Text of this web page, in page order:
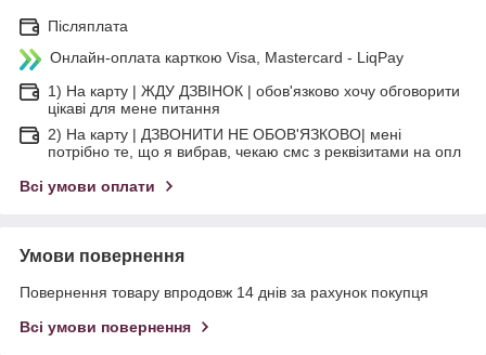
Післяплата
Онлайн-оплата карткою Visa, Mastercard - LiqPay
1) На карту | ЖДУ ДЗВІНОК | обов'язково хочу обговорити
цікаві для мене питання
2) На карту | ДЗВОНИТИ НЕ ОБОВ'ЯЗКОВО| мені
потрібно те, що я вибрав, чекаю смс з реквізитами на опл
Всі умови оплати
Умови повернення
Повернення товару впродовж 14 днів за рахунок покупця
Всі умови повернення